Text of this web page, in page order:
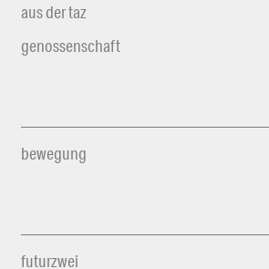
aus der taz
genossenschaft
bewegung
futurzwei